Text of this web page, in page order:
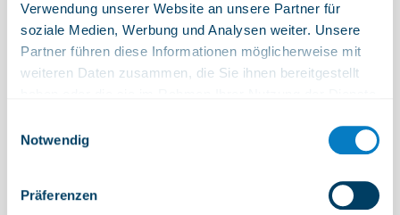
Verwendung unserer Website an unsere Partner für
soziale Medien, Werbung und Analysen weiter. Unsere
Partner führen diese Informationen möglicherweise mit
weiteren Daten zusammen, die Sie ihnen bereitgestellt
Notwendig
Präferenzen
Mit BeMagic werden Ihre